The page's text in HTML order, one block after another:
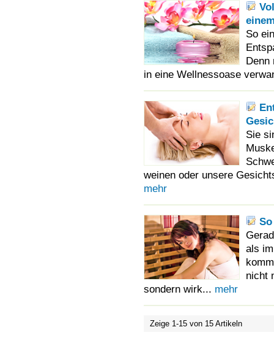
So
Denn
in eine Wellnessoase
Sie
weinen oder unsere
mehr
als
nicht
sondern wirk... mehr
Zeige 1-15 von 15 Artikeln